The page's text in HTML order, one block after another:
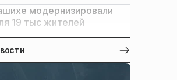
модернизировали
19 тыс жителей